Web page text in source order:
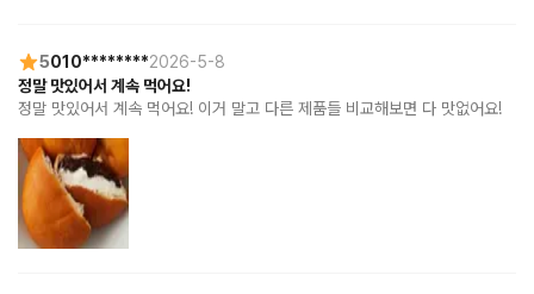
5010********2026-5-8
정말 맛있어서 계속 먹어요!
정말 맛있어서 계속 먹어요! 이거 말고 다른 제품들 비교해보면 다 맛없어요!